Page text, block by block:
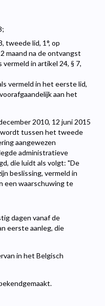
tweede lid, 1°, op
maand na de ontvangst
in artikel 24, § 7,
vermeld in het eerste lid,
aan het
2010, 12 juni 2015
wordt tussen het tweede
aangewezen
administratieve
die luidt als volgt: "De
beslissing, vermeld in
een waarschuwing te
dagen vanaf de
eerste aanleg, die
in het Belgisch